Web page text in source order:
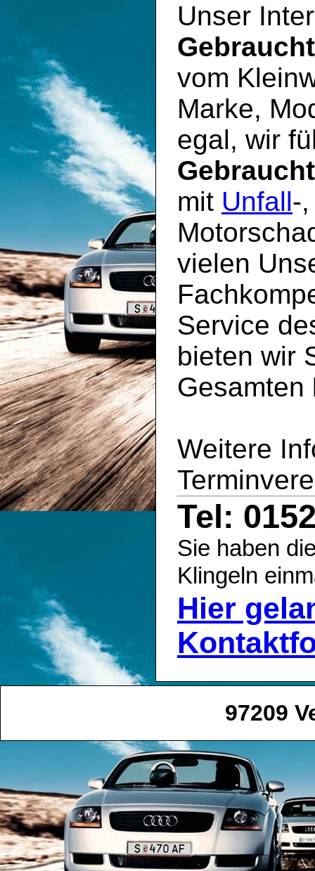
Unser
vom
Marke,
egal, wir
mit Unfall-
vielen
Service
bieten wir
Gesamten
Weitere
Tel:
Sie haben
Klingeln
Hier
97209